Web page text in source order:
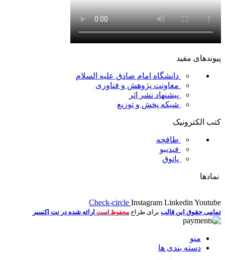
پیوندهای مفید
دانشگاه امام صادق علیه السلام
معاونت پژوهش و فناوری
پیشنهاد نشر اثر
شبکه پخش و توزیع
کتب الکترونیک
طاقچه
فیدیبو
پاتوق
نمادها
Check-circle Instagram Linkedin Youtube
تمامی حقوق این قالب برای طراح محفوظ است ارائه شده در نت اکسیر
منو
دسته بندی ها